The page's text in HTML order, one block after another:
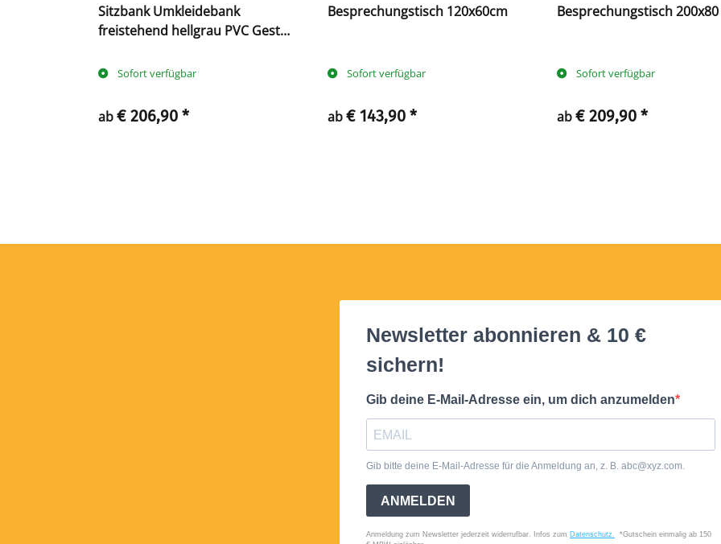
Sitzbank Umkleidebank
freistehend hellgrau PVC Gestell
Größen wählbar
Sofort verfügbar
ab€ 206,90 *
Besprechungstisch 120x60cm
Sofort verfügbar
ab€ 143,90 *
Besprechungstisch
Sofort verfügbar
ab€ 209,90 *